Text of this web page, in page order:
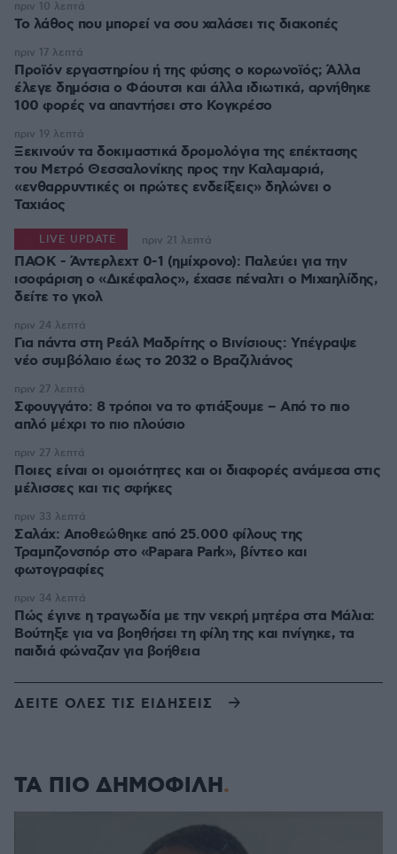
Το λάθος που μπορεί να σου χαλάσει τις διακοπές
πριν 10 λεπτά
Προϊόν εργαστηρίου ή της φύσης ο κορωνοϊός; Άλλα
έλεγε δημόσια ο Φάουτσι και άλλα ιδιωτικά, αρνήθηκε
100 φορές να απαντήσει στο Κογκρέσο
πριν 17 λεπτά
Ξεκινούν τα δοκιμαστικά δρομολόγια της επέκτασης
του Μετρό Θεσσαλονίκης προς την Καλαμαριά,
«ενθαρρυντικές οι πρώτες ενδείξεις» δηλώνει ο
Ταχιάος
πριν 19 λεπτά
ΠΑΟΚ - Άντερλεχτ 0-1 (ημίχρονο): Παλεύει για την
ισοφάριση ο «Δικέφαλος», έχασε πέναλτι ο Μιχαηλίδης,
LIVE UPDATE πριν 21 λεπτά
Για πάντα στη Ρεάλ Μαδρίτης ο Βινίσιους: Yπέγραψε
νέο συμβόλαιο έως το 2032 ο Βραζιλιάνος
πριν 24 λεπτά
Σφουγγάτο: 8 τρόποι να το φτιάξουμε – Από το πιο
απλό μέχρι το πιο πλούσιο
πριν 27 λεπτά
Ποιες είναι οι ομοιότητες και οι διαφορές ανάμεσα στις
μέλισσες και τις σφήκες
πριν 27 λεπτά
Σαλάχ: Αποθεώθηκε από 25.000 φίλους της
Τραμπζονσπόρ στο «Papara Park», βίντεο και
φωτογραφίες
πριν 33 λεπτά
Πώς έγινε η τραγωδία με την νεκρή μητέρα στα Μάλια:
Βούτηξε για να βοηθήσει τη φίλη της και πνίγηκε, τα
παιδιά φώναζαν για βοήθεια
πριν 34 λεπτά
ΔΕΙΤΕ ΟΛΕΣ ΤΙΣ ΕΙΔΗΣΕΙΣ
ΤΑ ΠΙΟ ΔΗΜΟΦΙΛΗ